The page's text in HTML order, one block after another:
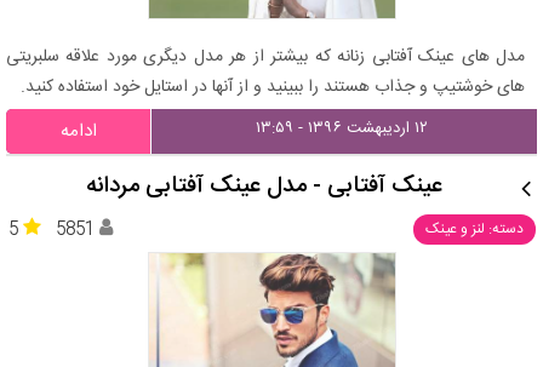
مدل های عینک آفتابی زنانه که بیشتر از هر مدل دیگری مورد علاقه سلبریتی
های خوشتیپ و جذاب هستند را ببینید و از آنها در استایل خود استفاده کنید.
۱۲ اردیبهشت ۱۳۹۶ - ۱۳:۵۹ ادامه
عینک آفتابی - مدل عینک آفتابی مردانه
دسته: لنز و عینک 5 5851